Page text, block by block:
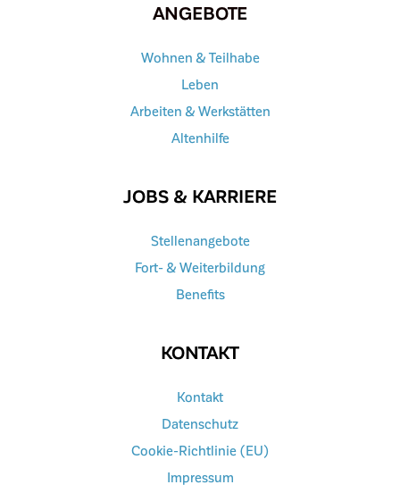
ANGEBOTE
Wohnen & Teilhabe
Leben
Arbeiten & Werkstätten
Altenhilfe
JOBS & KARRIERE
Stellenangebote
Fort- & Weiterbildung
Benefits
KONTAKT
Kontakt
Datenschutz
Cookie-Richtlinie (EU)
Impressum